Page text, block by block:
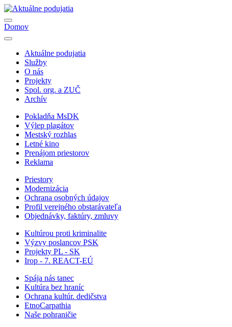
Domov
Aktuálne podujatia
Služby
O nás
Projekty
Spol. org. a ZUČ
Archív
Pokladňa MsDK
Výlep plagátov
Mestský rozhlas
Letné kino
Prenájom priestorov
Reklama
Priestory
Modernizácia
Ochrana osobných údajov
Profil verejného obstarávateľa
Objednávky, faktúry, zmluvy
Kultúrou proti kriminalite
Výzvy poslancov PSK
Projekty PL - SK
Irop - 7. REACT-EÚ
Spája nás tanec
Kultúra bez hraníc
Ochrana kultúr. dedičstva
EtnoCarpathia
Naše pohraničie